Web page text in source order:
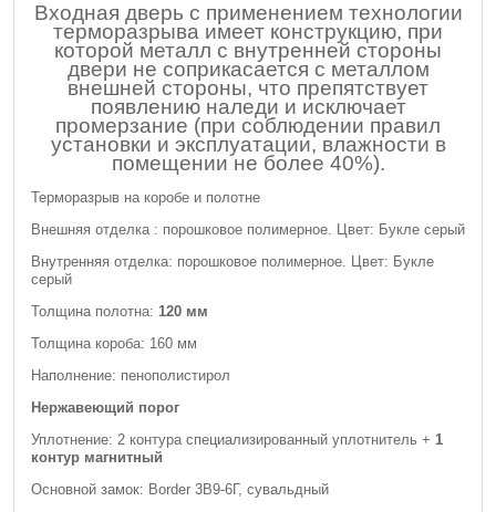
Входная дверь с применением технологии
терморазрыва имеет конструкцию, при
которой металл с внутренней стороны
двери не соприкасается с металлом
внешней стороны, что препятствует
появлению наледи и исключает
промерзание (при соблюдении правил
установки и эксплуатации, влажности в
помещении не более 40%).
Терморазрыв на коробе и полотне
Внешняя отделка : порошковое полимерное. Цвет: Букле серый
Внутренняя отделка: порошковое полимерное. Цвет: Букле
серый
Толщина полотна: 120 мм
Толщина короба: 160 мм
Наполнение: пенополистирол
Нержавеющий порог
Уплотнение: 2 контура специализированный уплотнитель + 1
контур магнитный
Основной замок: Border 3В9-6Г, сувальдный